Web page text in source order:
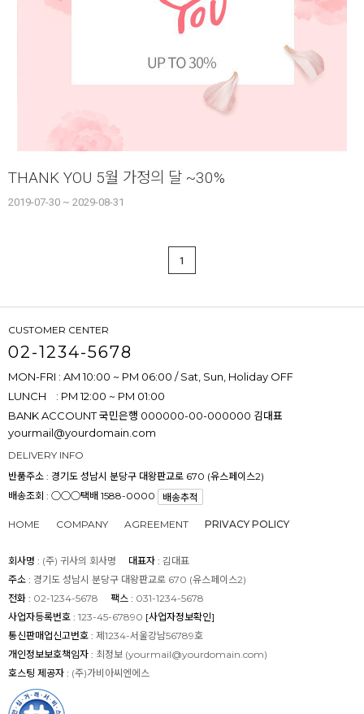
THANK YOU 5월 가정의 달 ~30%
2019-07-30 ~ 2029-08-31
1
CUSTOMER CENTER
02-1234-5678
MON-FRI : AM 10:00 ~ PM 06:00 / Sat, Sun, Holiday OFF
LUNCH : PM 12:00 ~ PM 01:00
BANK ACCOUNT국민은행 000000-00-000000 김대표
yourmail@yourdomain.com
DELIVERY INFO
반품주소 : 경기도 성남시 분당구 대왕판교로 670 (유스페이스2)
배송조회 : ○○○택배 1588-0000
배송추적
HOME COMPANY AGREEMENT PRIVACY POLICY
회사명 : (주) 귀사의 회사명 대표자 : 김대표
주소 : 경기도 성남시 분당구 대왕판교로 670 (유스페이스2)
전화 : 02-1234-5678 팩스 : 031-1234-5678
사업자등록번호 : 123-45-67890 [사업자정보확인]
통신판매업신고번호 : 제1234-서울강남56789호
개인정보보호책임자 : 최정보 (yourmail@yourdomain.com)
호스팅 제공자 : (주)가비아씨엔에스